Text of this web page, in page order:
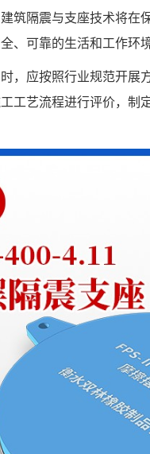
筑隔震与支座技术将在
、可靠的生活和工作环
，应按照行业规范开展
工艺流程进行评价，制